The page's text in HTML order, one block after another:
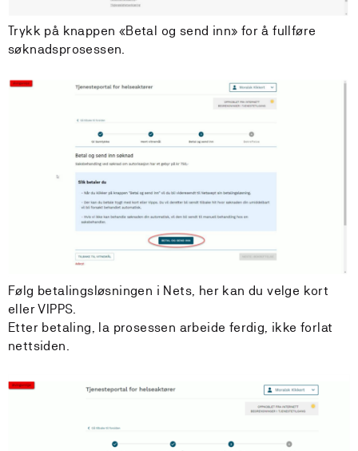
Trykk på knappen «Betal og send inn» for å fullføre
søknadsprosessen.
Følg betalingsløsningen i Nets, her kan du velge kort
eller VIPPS.
Etter betaling, la prosessen arbeide ferdig, ikke forlat
nettsiden.